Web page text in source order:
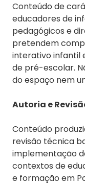
Conteúdo de
educadores de
pedagógicos e
pretendem
interativo infantil
de pré-escolar.
do espaço nem
Autoria e
Conteúdo
revisão técnica
implementação
contextos de
e formação em